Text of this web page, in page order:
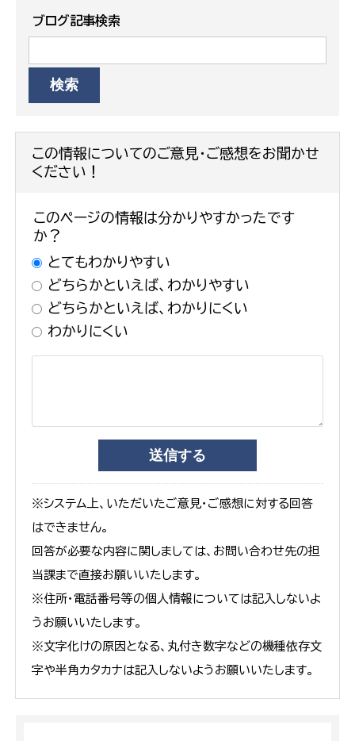
ブログ記事検索
この情報についてのご意見・ご感想をお聞かせ
ください！
このページの情報は分かりやすかったです
か？
とてもわかりやすい
どちらかといえば、わかりやすい
どちらかといえば、わかりにくい
わかりにくい
※システム上、いただいたご意見・ご感想に対する回答
はできません。
回答が必要な内容に関しましては、お問い合わせ先の担
当課まで直接お願いいたします。
※住所・電話番号等の個人情報については記入しないよ
うお願いいたします。
※文字化けの原因となる、丸付き数字などの機種依存文
字や半角カタカナは記入しないようお願いいたします。